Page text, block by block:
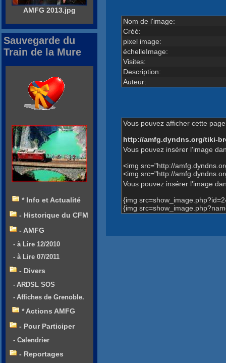
Nom de l'image:
Créé:
pixel image:
échelleImage:
Visites:
Description:
Auteur:
Vous pouvez afficher cette
http://amfg.dyndns.org/tiki-
Vous pouvez insérer l'image
<img src="http://
<img src="http://
Vous pouvez insérer l'image
{img
{img
AMFG 2013.jpg
Sauvegarde du
Train de la Mure
* Info et Actualité
- Historique du CFM
- AMFG
- à Lire 12/2010
- à Lire 07/2011
- Divers
- ARDSL SOS
- Affiches de Grenoble.
* Actions AMFG
- Pour Participer
- Calendrier
- Reportages